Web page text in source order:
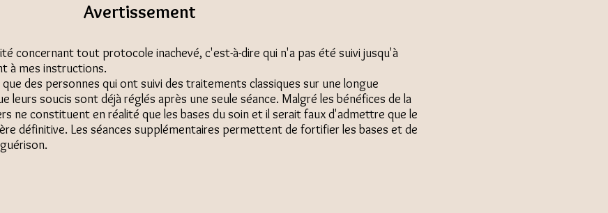
Avertissement
concernant tout protocole inachevé, c'est-à-dire qui n'a pas été suivi jusqu'à
à mes instructions.
des personnes qui ont suivi des traitements classiques sur une longue
leurs soucis sont déjà réglés après une seule séance. Malgré les bénéfices de la
ne constituent en réalité que les bases du soin et il serait faux d'admettre que le
définitive. Les séances supplémentaires permettent de fortifier les bases et de